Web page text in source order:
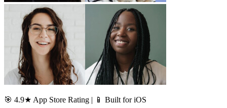
🎯 4.9★ App Store Rating | 📱 Built for iOS